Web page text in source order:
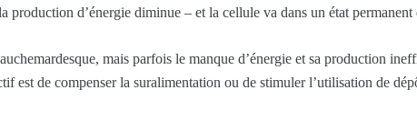
production d’énergie diminue – et la cellule va dans un état
mais parfois le manque d’énergie et sa production
est de compenser la suralimentation ou de stimuler l’utilisation de